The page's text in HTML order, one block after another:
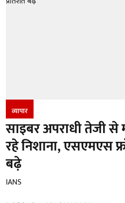
व्यापार
साइबर अपराधी तेजी से
रहे निशाना, एसएमएस
बढ़े
IANS